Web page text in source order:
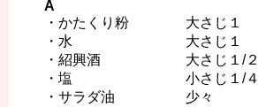
A
・かたくり粉 大さじ１
・水 大さじ１
・紹興酒 大さじ１/２
・塩 小さじ１/４
・サラダ油 少々